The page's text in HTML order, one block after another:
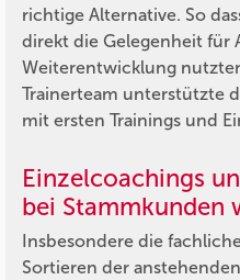
richtige Alternative. So
direkt die Gelegenheit für
Weiterentwicklung
Trainerteam unterstützte
mit ersten Trainings und
Einzelcoachings
bei Stammkunden
Insbesondere die
Sortieren der